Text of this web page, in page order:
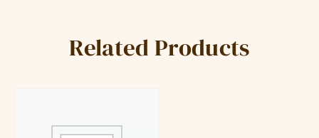
Related Products